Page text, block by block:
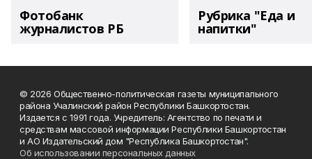
Фотобанк
журналистов РБ
Рубрика "Еда и
напитки"
© 2026 Общественно-политическая газеты муниципального
района Учалинский район Республики Башкортостан.
Издается с 1991 года. Учредитель: Агентство по печати и
средствам массовой информации Республики Башкортостан
и АО Издательский дом "Республика Башкортостан".
Об использовании персональных данных